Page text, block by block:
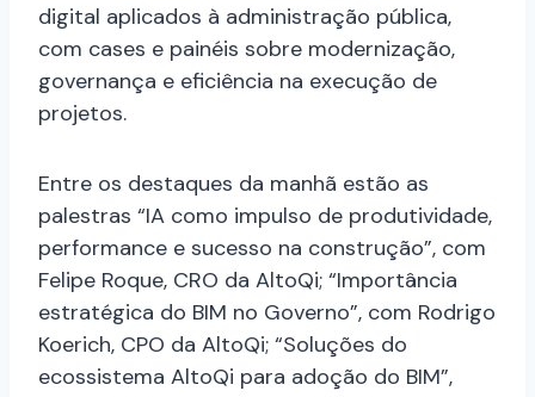
digital aplicados à administração pública,
com cases e painéis sobre modernização,
governança e eficiência na execução de
projetos.
Entre os destaques da manhã estão as
palestras “IA como impulso de produtividade,
performance e sucesso na construção”, com
Felipe Roque, CRO da AltoQi; “Importância
estratégica do BIM no Governo”, com Rodrigo
Koerich, CPO da AltoQi; “Soluções do
ecossistema AltoQi para adoção do BIM”,